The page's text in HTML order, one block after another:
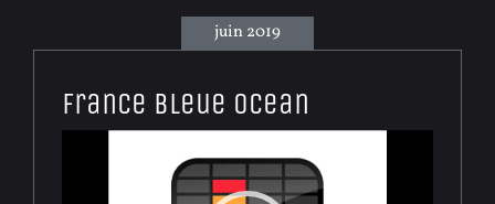
juin 2019
France Bleue Ocean